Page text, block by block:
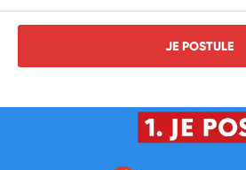
JE POSTULE